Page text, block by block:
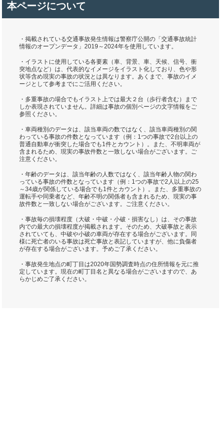
本ページについて
・掲載されている交通事故発生情報は警察庁公開の「交通事故統計
情報のオープンデータ」2019～2024年を使用しています。
・イラストに使用している各要素（車、背景、車、天候、信号、衝
突地点など）は、代表的なイメージをイラスト化しており、色や形
状等含め現実の事故の状況とは異なります。あくまで、事故のイメ
ージとして参考までにご活用ください。
・多重事故の場合でもイラスト上では最大２台（歩行者含む）まで
しか表現されていません。詳細は事故の個別ページの文字情報をご
参照ください。
・車両種別のデータは、該当車両の数ではなく、該当車両種別の関
わっている事故の件数となっています（例：1つの事故で2台以上の
普通自動車が衝突した場合でも1件とカウント）。また、不明車両が
含まれるため、現実の事故件数と一致しない場合がございます。ご
注意ください。
・年齢のデータは、該当年齢の人数ではなく、該当年齢人物の関わ
っている事故の件数となっています（例：1つの事故で2人以上の25
～34歳が関係している場合でも1件とカウント）。また、多重事故の
運転手や同乗者など、年齢不明の関係者も含まれるため、現実の事
故件数と一致しない場合がございます。ご注意ください。
・事故毎の損壊程度（大破・中破・小破・損害なし）は、その事故
内での最大の損壊程度が掲載されます。そのため、大破事故と表示
されていても、中破や小破の車両が存在する場合がございます。同
様に死亡者のいる事故は死亡事故と表記していますが、他に負傷者
が存在する場合がございます。予めご了承ください。
・事故発生地点の町丁目は2020年国勢調査時点の住所情報を元に推
定しています。現在の町丁目名と異なる場合がございますので、あ
らかじめご了承ください。